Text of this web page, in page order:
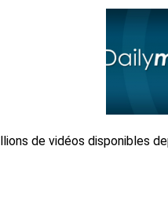
de vidéos disponibles